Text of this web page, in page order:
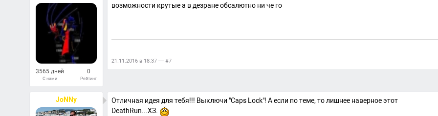
3565 дней
С нами
0
Рейтинг
52
возможности крутые а в дезране обсалютно ни че го
21.11.2016 в 18:37 — #7
JoNNy
Отличная идея для тебя!!! Выключи "Caps Lock"! А если по теме, то лишнее наверное этот
DeathRun...ХЗ.